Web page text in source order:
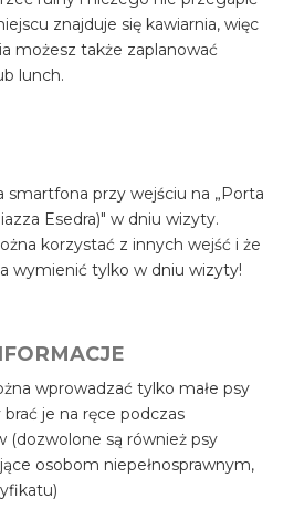
znajduje się kawiarnia, więc
możesz także zaplanować
lunch.
smartfona przy wejściu na „Porta
Esedra)" w dniu wizyty.
korzystać z innych wejść i że
wymienić tylko w dniu wizyty!
wprowadzać tylko małe psy
je na ręce podczas
(dozwolone są również psy
osobom niepełnosprawnym,